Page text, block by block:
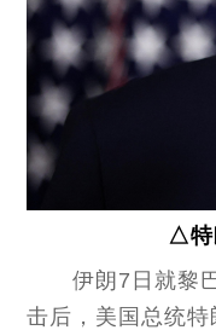
△特
伊朗7日就黎巴
击后，美国总统